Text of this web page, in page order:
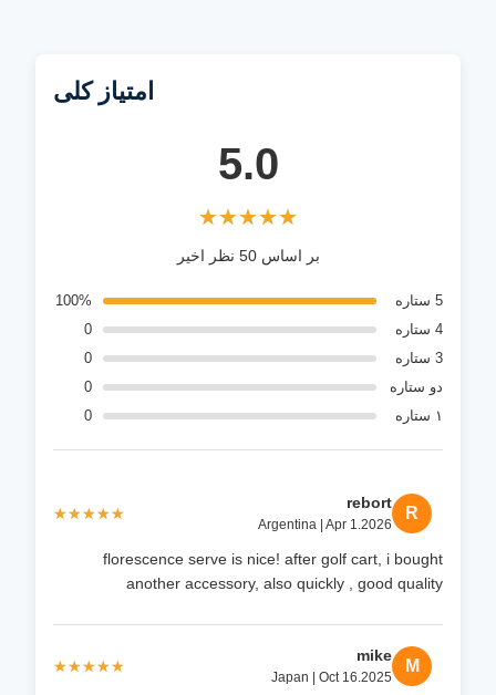
امتیاز کلی
5.0
★★★★★
★★★★★
بر اساس 50 نظر اخیر
5 ستاره
100%
4 ستاره
0
3 ستاره
0
دو ستاره
0
۱ ستاره
0
R
rebort
Argentina | Apr 1.2026
★★★★★
★★★★★
florescence serve is nice! after golf cart, i bought
another accessory, also quickly , good quality
M
mike
Japan | Oct 16.2025
★★★★★
★★★★★